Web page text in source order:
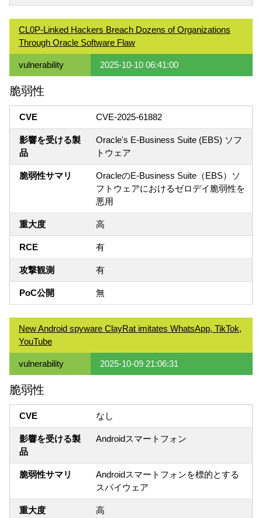
CL0P-Linked Hackers Breach Dozens of Organizations
Through Oracle Software Flaw
vulnerability 2025-10-10 06:41:00
脆弱性
CVE CVE-2025-61882
影響を受ける製
品
Oracle's E-Business Suite (EBS) ソフ
トウェア
脆弱性サマリ
OracleのE-Business Suite（EBS）ソ
フトウェアにおけるゼロデイ脆弱性を
悪用
重大度 高
RCE 有
攻撃観測 有
PoC公開 無
New Android spyware ClayRat imitates WhatsApp, TikTok,
YouTube
vulnerability 2025-10-09 21:06:31
脆弱性
CVE なし
影響を受ける製
品
Androidスマートフォン
脆弱性サマリ
Androidスマートフォンを標的とする
スパイウェア
重大度 高